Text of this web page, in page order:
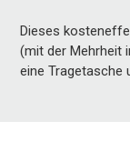
Dieses
(mit der Mehrheit
eine Tragetasche